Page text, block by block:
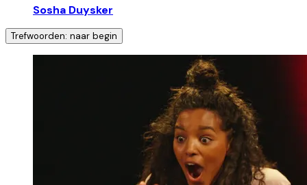
Sosha Duysker
Trefwoorden: naar begin